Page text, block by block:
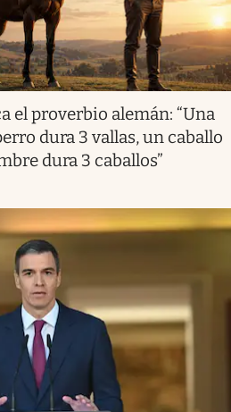
el proverbio alemán: “Una
dura 3 vallas, un caballo
dura 3 caballos”